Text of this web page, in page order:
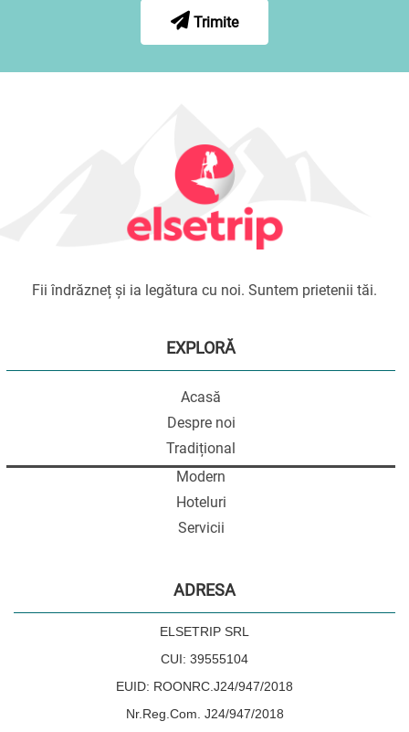
Trimite
Fii îndrăzneț și ia legătura cu noi. Suntem prietenii tăi.
EXPLORĂ
Acasă
Despre noi
Tradițional
Modern
Hoteluri
Servicii
ADRESA
ELSETRIP SRL
CUI: 39555104
EUID: ROONRC.J24/947/2018
Nr.Reg.Com. J24/947/2018